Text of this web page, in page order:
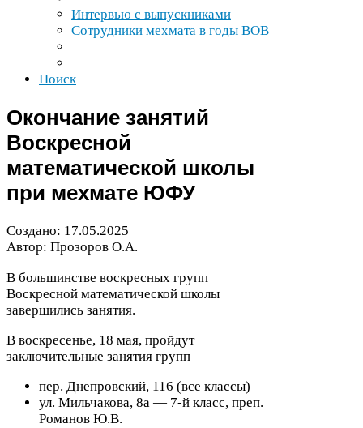
Интервью с выпускниками
Сотрудники мехмата в годы ВОВ
Поиск
Окончание занятий
Воскресной
математической школы
при мехмате ЮФУ
Создано: 17.05.2025
Автор: Прозоров О.А.
В большинстве воскресных групп
Воскресной математической школы
завершились занятия.
В воскресенье, 18 мая, пройдут
заключительные занятия групп
пер. Днепровский, 116 (все классы)
ул. Мильчакова, 8а — 7-​й класс, преп.
Романов Ю.В.